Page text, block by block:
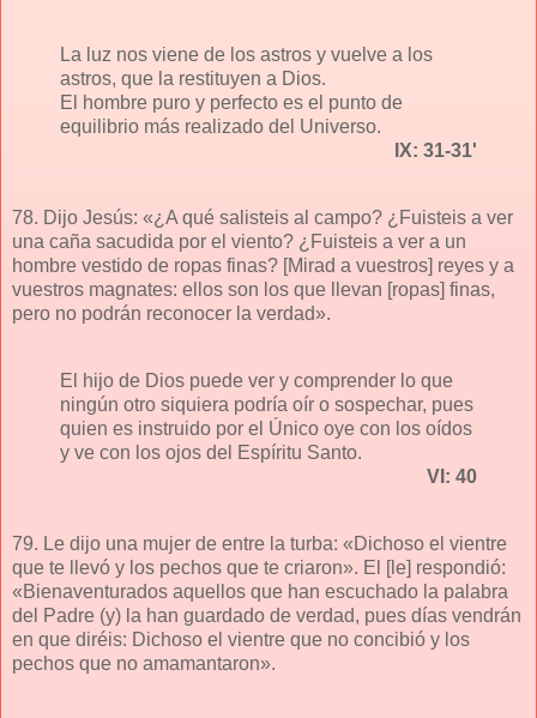
La luz nos viene de los astros y vuelve a los
astros, que la restituyen a Dios.
El hombre puro y perfecto es el punto de
equilibrio más realizado del Universo.
IX: 31-31'
78. Dijo Jesús: «¿A qué salisteis al campo? ¿Fuisteis a ver
una caña sacudida por el viento? ¿Fuisteis a ver a un
hombre vestido de ropas finas? [Mirad a vuestros] reyes y a
vuestros magnates: ellos son los que llevan [ropas] finas,
pero no podrán reconocer la verdad».
El hijo de Dios puede ver y comprender lo que
ningún otro siquiera podría oír o sospechar, pues
quien es instruido por el Único oye con los oídos
y ve con los ojos del Espíritu Santo.
VI: 40
79. Le dijo una mujer de entre la turba: «Dichoso el vientre
que te llevó y los pechos que te criaron». El [le] respondió:
«Bienaventurados aquellos que han escuchado la palabra
del Padre (y) la han guardado de verdad, pues días vendrán
en que diréis: Dichoso el vientre que no concibió y los
pechos que no amamantaron».